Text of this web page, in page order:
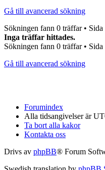
Gå till avancerad sökning
Sökningen fann 0 träffar • Sida
Inga träffar hittades.
Sökningen fann 0 träffar • Sida
Gå till avancerad sökning
Forumindex
Alla tidsangivelser är
Ta bort alla kakor
Kontakta oss
Drivs av phpBB® Forum